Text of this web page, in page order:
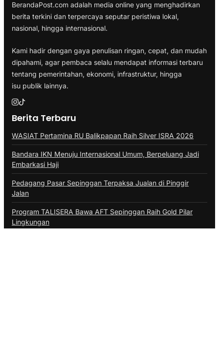
BerandaPost.com adalah media online yang menghadirkan
berita terkini dan terpercaya seputar peristiwa lokal,
nasional, hingga internasional.
Kami hadir dengan gaya penulisan ringan, cepat, dan mudah
dipahami, agar pembaca selalu mendapat informasi terbaru
tentang pemerintahan, ekonomi, infrastruktur, hingga
isu publik lainnya.
Berita Terbaru
WASIAT Pertamina RU Balikpapan Raih Silver ISRA 2026
Bandara IKN Menuju Internasional Umum, Berpeluang Jadi
Embarkasi Haji
Pedagang Pasar Sepinggan Terpaksa Jualan di Pinggir
Jalan
Program TALISERA Bawa AFT Sepinggan Raih Gold Pilar
Lingkungan